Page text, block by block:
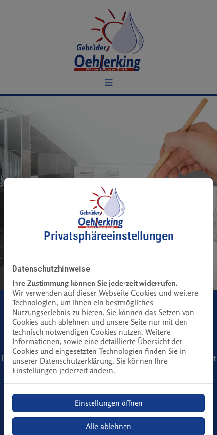
Bitte das Cookie-Consent-Tool öffnen, um die für dieses Element
notwendigen Cookies zu akzeptieren.
Footer - Kontaktdaten und Öffnungszeiten
Kontakt
Privatsphäre­einstellungen
Datenschutzhinweise
Ihre Zustimmung können Sie jederzeit widerrufen.
Wir verwenden auf dieser Webseite Cookies und weitere
Technologien, um Ihnen ein bestmögliches
Nutzungserlebnis zu bieten. Sie können das Setzen von
Cookies auch ablehnen und unsere Seite nur mit den
technisch notwendigen Cookies nutzen. Weitere
Informationen, sowie eine detaillierte Übersicht der
Cookies und eingesetzten Technologien finden Sie in
unserer Datenschutzerklärung. Sie können Ihre
Einstellungen jederzeit ändern.
Einstellungen öffnen
Alle ablehnen